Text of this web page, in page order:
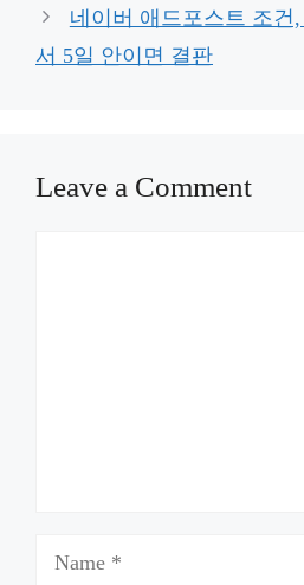
네이버 애드포스트 조건
서 5일 안이면 결판
Leave a Comment